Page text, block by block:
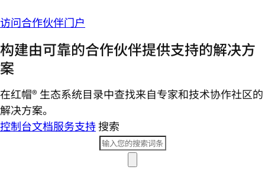
访问合作伙伴门户
构建由可靠的合作伙伴提供支持的解决方
案
在红帽® 生态系统目录中查找来自专家和技术协作社区的
解决方案。
控制台文档服务支持搜索